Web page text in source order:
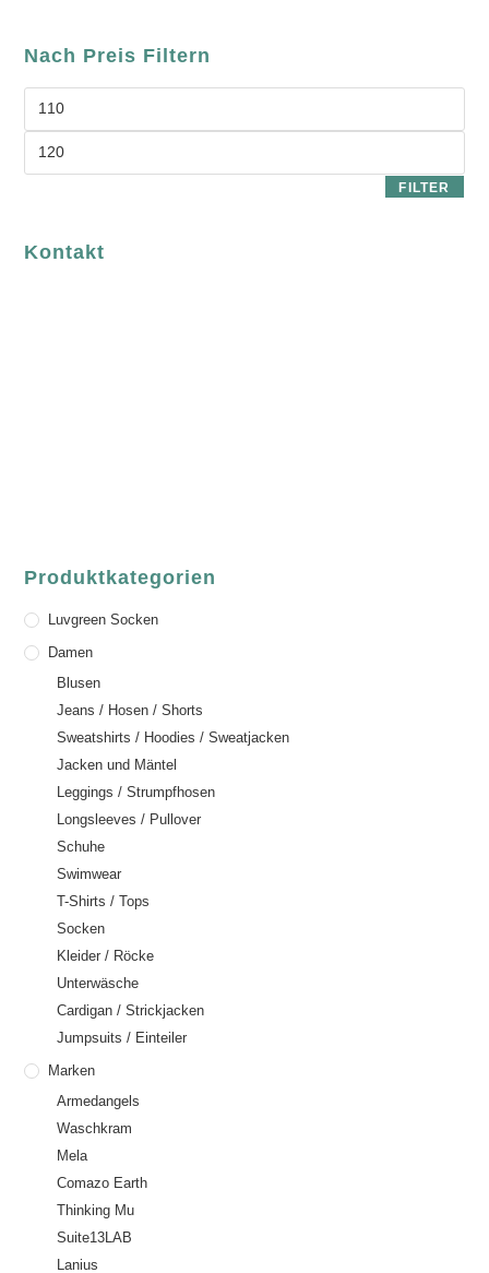
Nach Preis Filtern
FILTER
Kontakt
Produktkategorien
Luvgreen Socken
Damen
Blusen
Jeans / Hosen / Shorts
Sweatshirts / Hoodies / Sweatjacken
Jacken und Mäntel
Leggings / Strumpfhosen
Longsleeves / Pullover
Schuhe
Swimwear
T-Shirts / Tops
Socken
Kleider / Röcke
Unterwäsche
Cardigan / Strickjacken
Jumpsuits / Einteiler
Marken
Armedangels
Waschkram
Mela
Comazo Earth
Thinking Mu
Suite13LAB
Lanius